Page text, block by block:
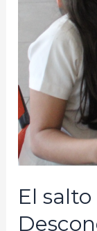
El